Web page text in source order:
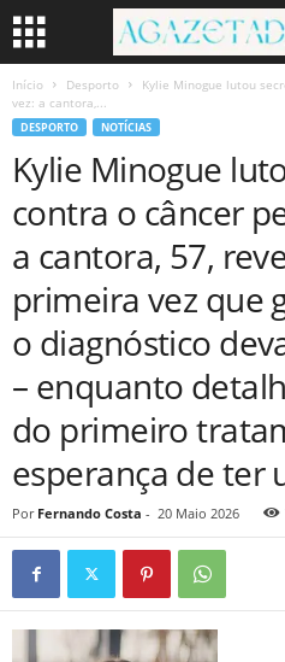
Início Desporto
Kylie Minogue lutou
vez: a cantora,...
DESPORTO NOTÍCIAS
Kylie Minogue
contra o câncer
a cantora, 57,
primeira vez que
o diagnóstico
– enquanto
do primeiro
esperança de ter
Por Fernando Costa - 20 Maio 2026